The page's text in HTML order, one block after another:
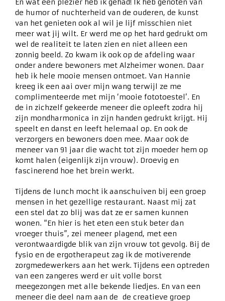
En wat een plezier heb ik gehad! Ik heb genoten van
de humor of nuchterheid van de ouderen, de kunst
van het genieten ook al wil je lijf misschien niet
meer wat jij wilt. Er werd me op het hard gedrukt om
wel de realiteit te laten zien en niet alleen een
zonnig beeld. Zo kwam ik ook op de afdeling waar
onder andere bewoners met Alzheimer wonen. Daar
heb ik hele mooie mensen ontmoet. Van Hannie
kreeg ik een aai over mijn wang terwijl ze me
complimenteerde met mijn ‘mooie fototoestel’. En
de in zichzelf gekeerde meneer die opleeft zodra hij
zijn mondharmonica in zijn handen gedrukt krijgt. Hij
speelt en danst en leeft helemaal op. En ook de
verzorgers en bewoners doen mee. Maar ook de
meneer van 91 jaar die wacht tot zijn moeder hem op
komt halen (eigenlijk zijn vrouw). Droevig en
fascinerend hoe het brein werkt.
Tijdens de lunch mocht ik aanschuiven bij een groep
mensen in het gezellige restaurant. Naast mij zat
een stel dat zo blij was dat ze er samen kunnen
wonen. “En hier is het eten een stuk beter dan
vroeger thuis”, zei meneer plagend, met een
verontwaardigde blik van zijn vrouw tot gevolg. Bij de
fysio en de ergotherapeut zag ik de motiverende
zorgmedewerkers aan het werk. Tijdens een optreden
van een zangeres werd er uit volle borst
meegezongen met alle bekende liedjes. En van een
meneer die deel nam aan de de creatieve groep